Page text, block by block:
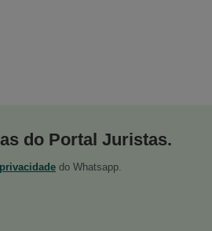
do Portal Juristas.
privacidade do Whatsapp.